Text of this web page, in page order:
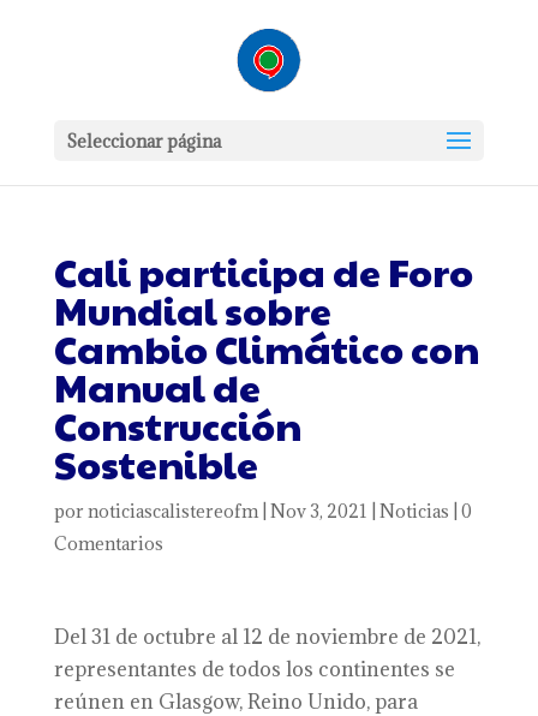
Seleccionar página
Cali participa de Foro
Mundial sobre
Cambio Climático con
Manual de
Construcción
Sostenible
por noticiascalistereofm| Nov 3, 2021 Noticias 0
Comentarios
Del 31 de octubre al 12 de noviembre de 2021,
representantes de todos los continentes se
reúnen en Glasgow, Reino Unido, para